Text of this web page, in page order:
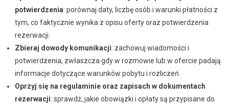
potwierdzenia: porównaj daty, liczbę osób i warunki płatności z
tym, co faktycznie wynika z opisu oferty oraz potwierdzenia
rezerwacji.
Zbieraj dowody komunikacji: zachowuj wiadomości i
potwierdzenia, zwłaszcza gdy w rozmowie lub w ofercie padają
informacje dotyczące warunków pobytu i rozliczeń.
Oprzyj się na regulaminie oraz zapisach w dokumentach
rezerwacji: sprawdź, jakie obowiązki i opłaty są przypisane do